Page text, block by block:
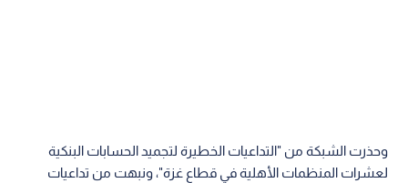
وحذرت الشبكة من "التداعيات الخطيرة لتجميد الحسابات البنكية
لعشرات المنظمات الأهلية في قطاع غزة"، ونبهت من تداعيات